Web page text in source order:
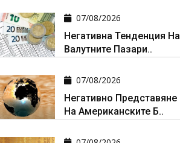
07/08/2026
Негативна Тенденция На
Валутните Пазари..
07/08/2026
Негативно Представяне
На Американските Б..